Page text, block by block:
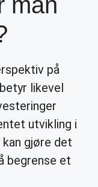
på
likevel
utvikling i
gjøre det
begrense et